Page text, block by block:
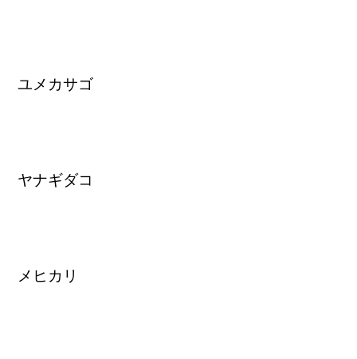
ユメカサゴ
ヤナギダコ
メヒカリ